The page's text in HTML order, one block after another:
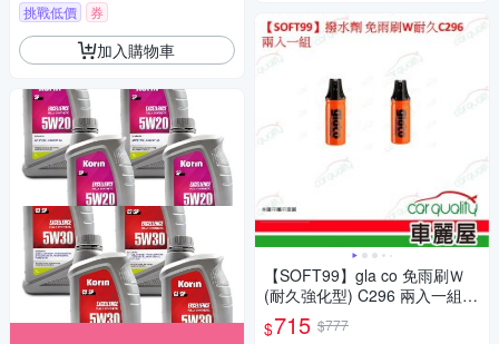
挑戰低價 券
加入購物車
【SOFT99】gla co 免雨刷Ｗ
(耐久強化型) C296 兩入一組
(車麗屋)
$715 $777